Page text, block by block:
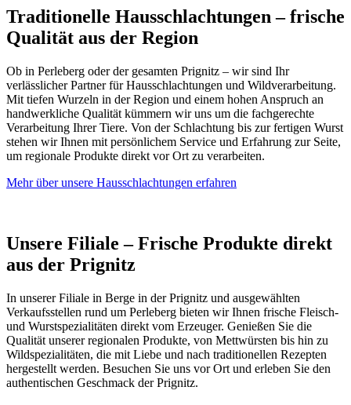
Traditionelle Hausschlachtungen – frische
Qualität aus der Region
Ob in Perleberg oder der gesamten Prignitz – wir sind Ihr
verlässlicher Partner für Hausschlachtungen und Wildverarbeitung.
Mit tiefen Wurzeln in der Region und einem hohen Anspruch an
handwerkliche Qualität kümmern wir uns um die fachgerechte
Verarbeitung Ihrer Tiere. Von der Schlachtung bis zur fertigen Wurst
stehen wir Ihnen mit persönlichem Service und Erfahrung zur Seite,
um regionale Produkte direkt vor Ort zu verarbeiten.
Mehr über unsere Hausschlachtungen erfahren
Unsere Filiale – Frische Produkte direkt
aus der Prignitz
In unserer Filiale in Berge in der Prignitz und ausgewählten
Verkaufsstellen rund um Perleberg bieten wir Ihnen frische Fleisch-
und Wurstspezialitäten direkt vom Erzeuger. Genießen Sie die
Qualität unserer regionalen Produkte, von Mettwürsten bis hin zu
Wildspezialitäten, die mit Liebe und nach traditionellen Rezepten
hergestellt werden. Besuchen Sie uns vor Ort und erleben Sie den
authentischen Geschmack der Prignitz.